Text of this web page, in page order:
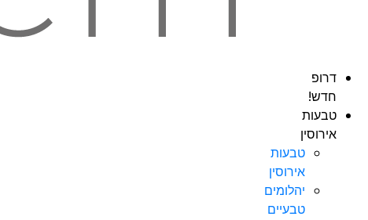
דרופ
חדש!
טבעות
אירוסין
טבעות
אירוסין
יהלומים
טבעיים